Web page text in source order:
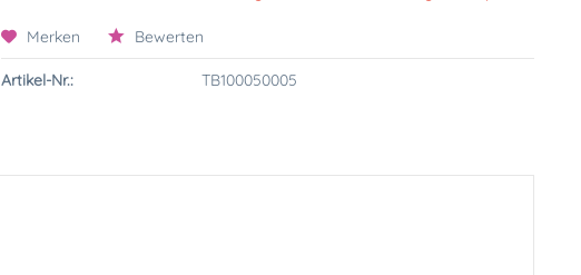
Merken Bewerten
Artikel-Nr.: TB100050005